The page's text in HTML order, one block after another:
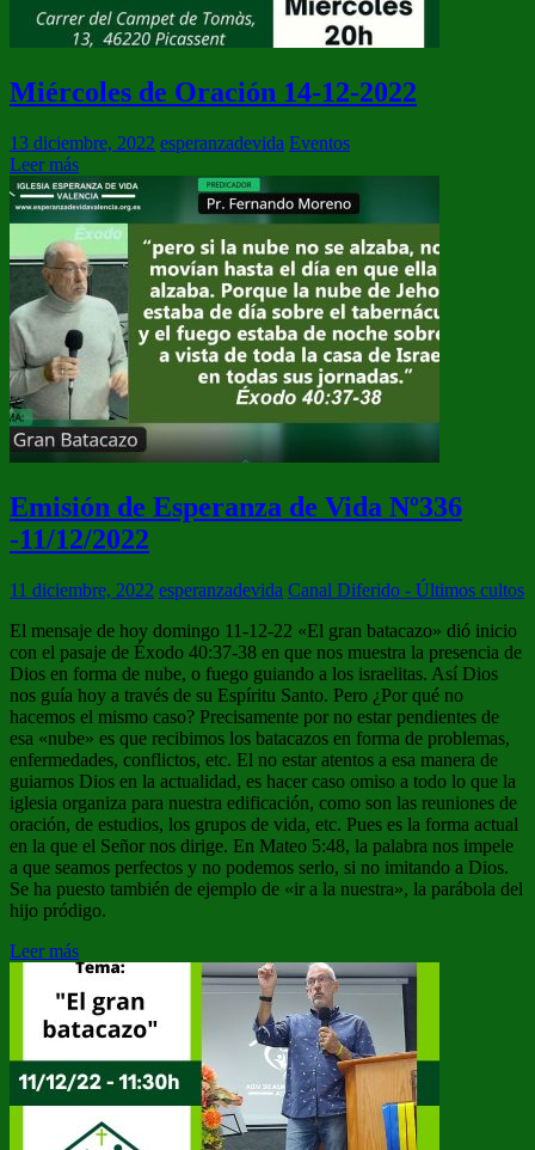
Miércoles de Oración 14-12-2022
13 diciembre, 2022 esperanzadevida Eventos
Leer más
Emisión de Esperanza de Vida Nº336
-11/12/2022
11 diciembre, 2022 esperanzadevida Canal Diferido - Últimos cultos
El mensaje de hoy domingo 11-12-22 «El gran batacazo» dió inicio
con el pasaje de Éxodo 40:37-38 en que nos muestra la presencia de
Dios en forma de nube, o fuego guiando a los israelitas. Así Dios
nos guía hoy a través de su Espíritu Santo. Pero ¿Por qué no
hacemos el mismo caso? Precisamente por no estar pendientes de
esa «nube» es que recibimos los batacazos en forma de problemas,
enfermedades, conflictos, etc. El no estar atentos a esa manera de
guiarnos Dios en la actualidad, es hacer caso omiso a todo lo que la
iglesia organiza para nuestra edificación, como son las reuniones de
oración, de estudios, los grupos de vida, etc. Pues es la forma actual
en la que el Señor nos dirige. En Mateo 5:48, la palabra nos impele
a que seamos perfectos y no podemos serlo, si no imitando a Dios.
Se ha puesto también de ejemplo de «ir a la nuestra», la parábola del
hijo pródigo.
Leer más